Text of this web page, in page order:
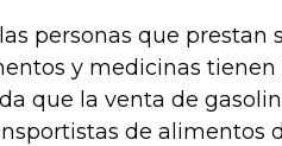
personas que prestan
y medicinas
que la venta de
de alimentos